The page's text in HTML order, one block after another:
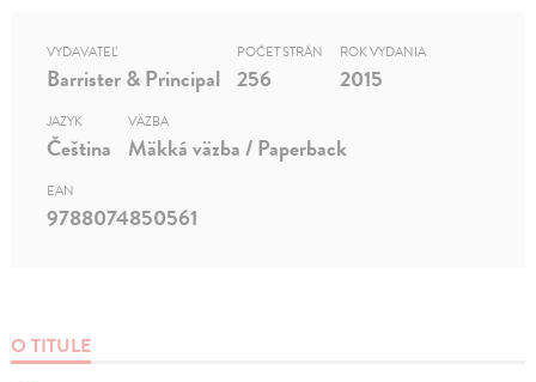
O TITULE
VYDAVATEĽ
Barrister & Principal
POČET STRÁN
256
ROK VYDANIA
2015
JAZYK
Čeština
VÄZBA
Mäkká väzba / Paperback
EAN
9788074850561